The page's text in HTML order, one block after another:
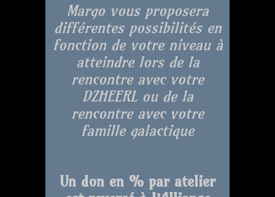
Margo vous proposera
différentes possibilités en
fonction de votre niveau à
atteindre lors de la
rencontre avec votre
DZHEERL ou de la
rencontre avec votre
famille galactique
Un don en % par atelier